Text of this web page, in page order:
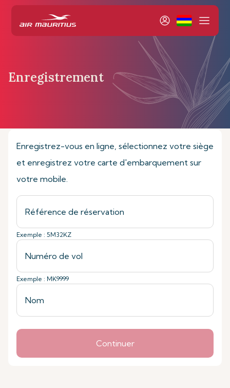
Enregistrement
Page d’accueil Réservation et Gestion Enregistrement
Enregistrez-vous en ligne, sélectionnez votre siège
et enregistrez votre carte d'embarquement sur
votre mobile.
Exemple : 5M32KZ
Exemple : MK9999
Continuer